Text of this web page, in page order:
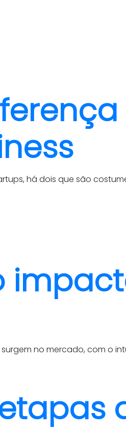
há dois que são
no mercado, com o